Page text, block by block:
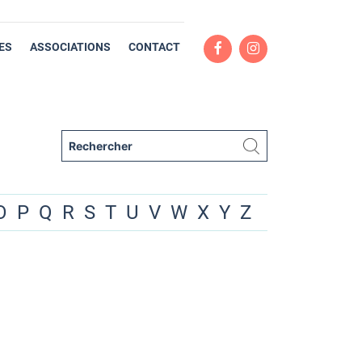
ASSOCIATIONS CONTACT
P Q R S T U V W X Y Z